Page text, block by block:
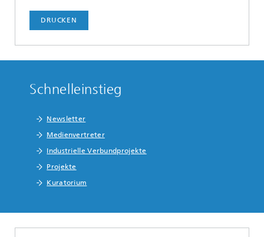
DRUCKEN
Schnelleinstieg
Newsletter
Medienvertreter
Industrielle Verbundprojekte
Projekte
Kuratorium